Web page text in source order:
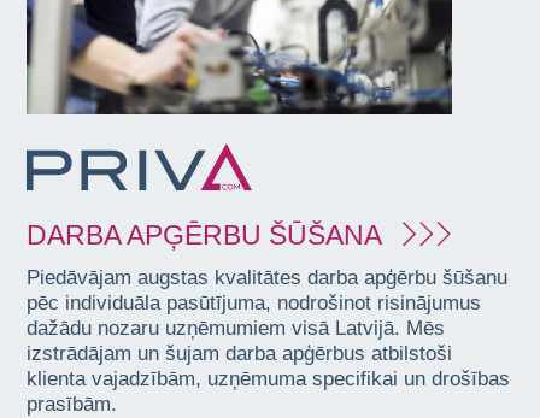
DARBA APĢĒRBU ŠŪŠANA
Piedāvājam augstas kvalitātes darba apģērbu šūšanu
pēc individuāla pasūtījuma, nodrošinot risinājumus
dažādu nozaru uzņēmumiem visā Latvijā. Mēs
izstrādājam un šujam darba apģērbus atbilstoši
klienta vajadzībām, uzņēmuma specifikai un drošības
prasībām.